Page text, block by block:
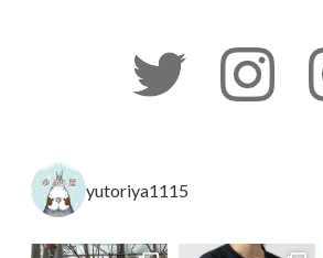
yutoriya1115